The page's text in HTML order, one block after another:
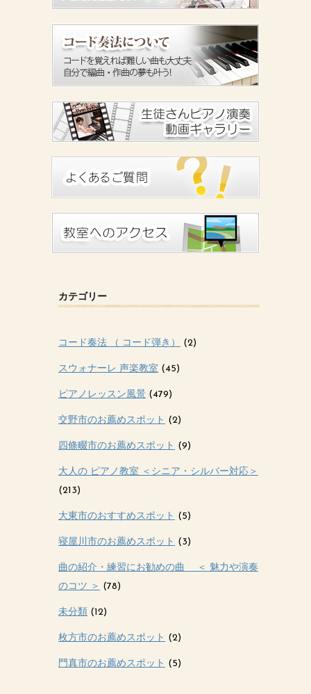
カテゴリー
コード奏法 （ コード弾き） (2)
スウォナーレ 声楽教室 (45)
ピアノレッスン風景 (479)
交野市のお薦めスポット (2)
四條畷市のお薦めスポット (9)
大人の ピアノ教室 ＜シニア・シルバー対応＞
(213)
大東市のおすすめスポット (5)
寝屋川市のお薦めスポット (3)
曲の紹介・練習にお勧めの曲 ＜ 魅力や演奏
のコツ ＞ (78)
未分類 (12)
枚方市のお薦めスポット (2)
門真市のお薦めスポット (5)